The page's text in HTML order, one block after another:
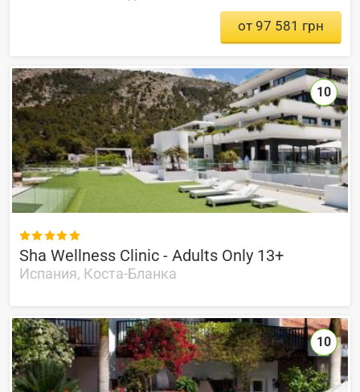
от 97 581 грн

Sha Wellness Clinic - Adults Only 13+
Испания, Коста-Бланка
10
10